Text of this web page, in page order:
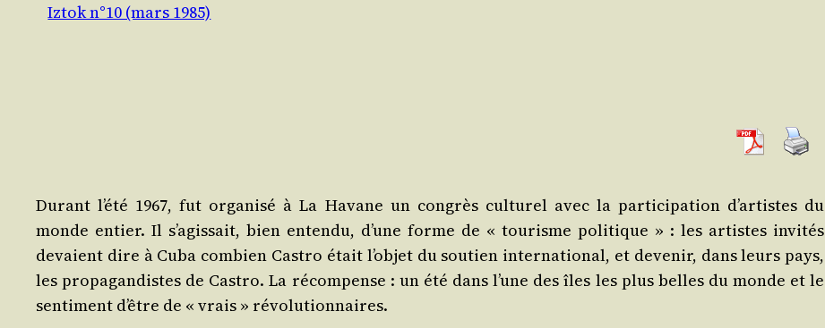
Iztok n°10 (mars 1985)
Durant l’é­té 1967, fut orga­ni­sé à La Havane un congrès cultu­rel avec la par­ti­ci­pa­tion d’ar­tistes du
monde entier. Il s’a­gis­sait, bien enten­du, d’une forme de « tou­risme poli­tique » : les artistes invi­tés
devaient dire à Cuba com­bien Cas­tro était l’ob­jet du sou­tien inter­na­tio­nal, et deve­nir, dans leurs pays,
les pro­pa­gan­distes de Cas­tro. La récom­pense : un été dans l’une des îles les plus belles du monde et le
sen­ti­ment d’être de « vrais » révolutionnaires.